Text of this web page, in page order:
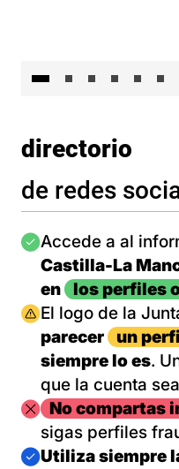
directorio
de redes
Imagen
Accede a al
Castilla-La
en
los perfiles
Imagen
El logo de la
parecer
un
siempre lo es.
que la cuenta
ImagenNo compartas
sigas perfiles
Imagen
Utiliza siempre